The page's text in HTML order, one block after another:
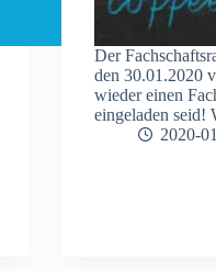
Der
den 30.01.2020
wieder einen
eingeladen seid!
2020-